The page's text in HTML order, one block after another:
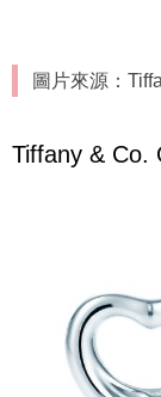
圖片來源：
Tiffany & Co.